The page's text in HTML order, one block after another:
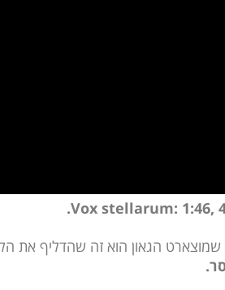
הגאון הוא זה שהדליף את